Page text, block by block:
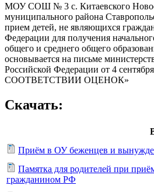
МОУ СОШ № 3 с. Китаевского
муниципального района
прием детей, не являющихся
Федерации для получения
общего и среднего общего
основывается на письме
Российской Федерации от 4
СООТВЕТСТВИИ ОЦЕНОК»
Скачать:
Приём в ОУ беженцев и
Памятка для родителей при
гражданином РФ